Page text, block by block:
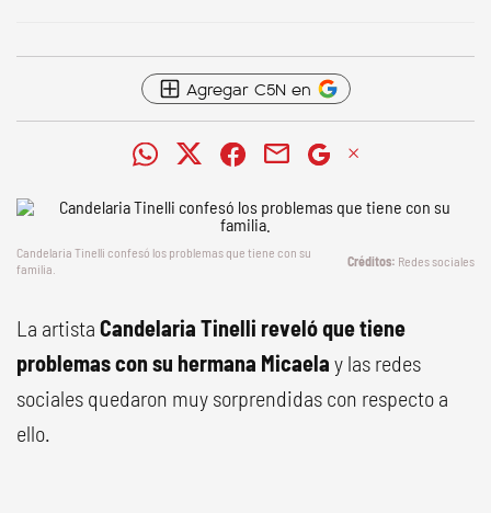
Agregar C5N en
Candelaria Tinelli confesó los problemas que tiene con su
familia.
Redes sociales
La artista Candelaria Tinelli reveló que tiene
problemas con su hermana Micaela y las redes
sociales quedaron muy sorprendidas con respecto a
ello.